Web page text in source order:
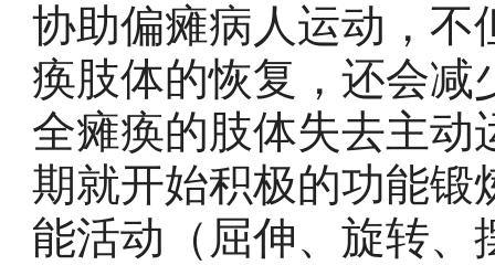
协助偏瘫病人运动，不
痪肢体的恢复，还会减
全瘫痪的肢体失去主动
期就开始积极的功能锻
能活动（屈伸、旋转、